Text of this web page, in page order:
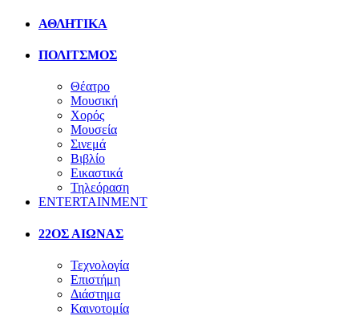
ΑΘΛΗΤΙΚΑ
ΠΟΛΙΤΣΜΟΣ
Θέατρο
Μουσική
Χορός
Μουσεία
Σινεμά
Βιβλίο
Εικαστικά
Τηλεόραση
ENTERTAINMENT
22ΟΣ ΑΙΩΝΑΣ
Τεχνολογία
Επιστήμη
Διάστημα
Καινοτομία